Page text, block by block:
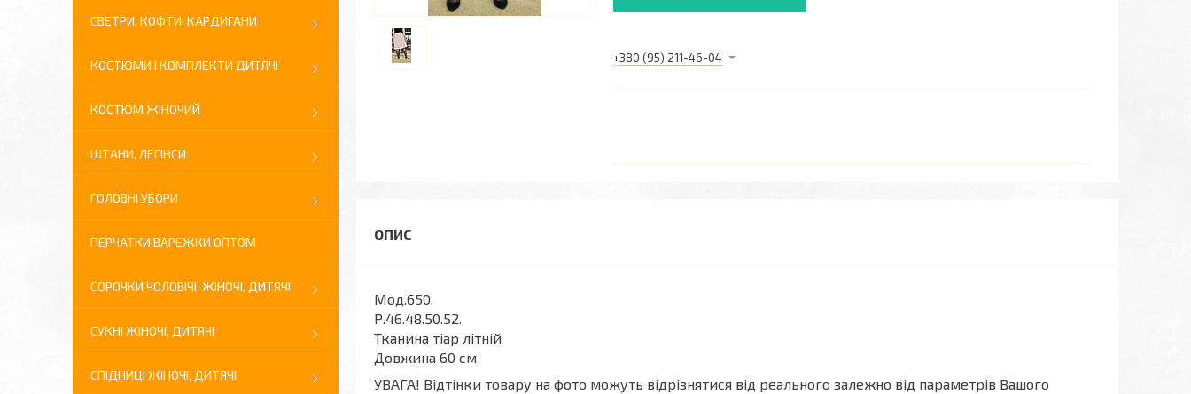
+380 (95) 211-46-04
Мод.650.
Р.46.48.50.52.
Тканина тіар літній
Довжина 60 см
УВАГА! Відтінки товару на фото можуть відрізнятися від реального залежно від параметрів Вашого
СВЕТРИ, КОФТИ, КАРДИГАНИ
КОСТЮМИ І КОМПЛЕКТИ ДИТЯЧІ
КОСТЮМ ЖІНОЧИЙ
ШТАНИ, ЛЕГІНСИ
ГОЛОВНІ УБОРИ
ПЕРЧАТКИ ВАРЕЖКИ ОПТОМ
СОРОЧКИ ЧОЛОВІЧІ, ЖІНОЧІ, ДИТЯЧІ
СУКНІ ЖІНОЧІ, ДИТЯЧІ
СПІДНИЦІ ЖІНОЧІ, ДИТЯЧІ